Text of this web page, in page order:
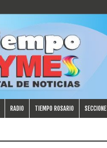
RADIO TIEMPO ROSARIO